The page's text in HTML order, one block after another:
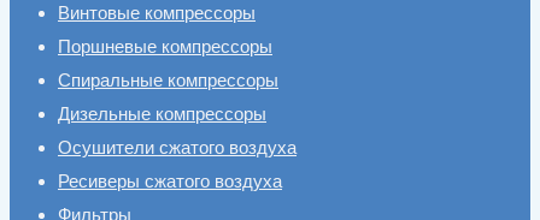
Винтовые компрессоры
Поршневые компрессоры
Спиральные компрессоры
Дизельные компрессоры
Осушители сжатого воздуха
Ресиверы сжатого воздуха
Фильтры